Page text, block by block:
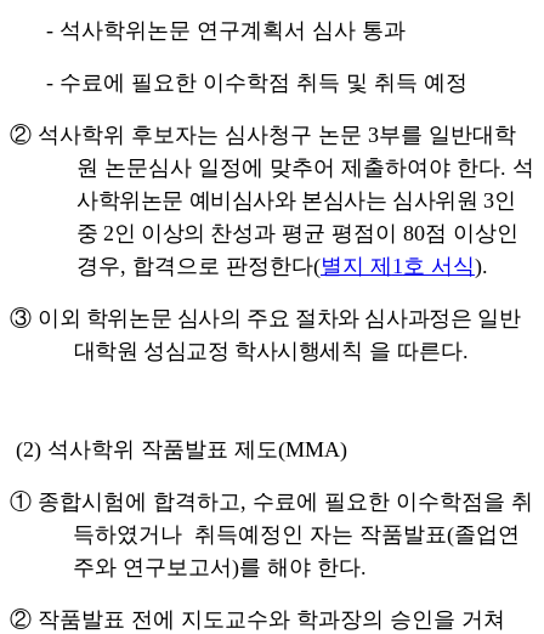
- 석사학위논문 연구계획서 심사 통과
- 수료에 필요한 이수학점 취득 및 취득 예정
② 석사학위 후보자는 심사청구 논문 3부를 일반대학
원 논문심사 일정에 맞추어 제출하여야 한다. 석
사학위논문 예비심사와 본심사는 심사위원 3인
중 2인 이상의 찬성과 평균 평점이80점 이상인
경우, 합격으로 판정한다(별지 제 1호 서식).
③ 이외 학위논문 심사의 주요 절차와 심사과정은 일반
대학원 성심교정 학사시행세칙 을 따른다.
(2) 석사학위 작품발표 제도(MMA)
① 종합시험에 합격하고, 수료에 필요한 이수학점을 취
득하였거나 취득예정인 자는 작품발표(졸업연
주와 연구보고서)를 해야 한다.
② 작품발표 전에 지도교수와 학과장의 승인을 거쳐